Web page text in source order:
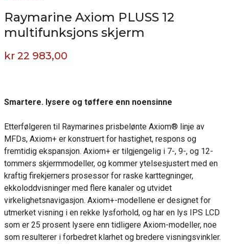
Raymarine Axiom PLUSS 12
multifunksjons skjerm
kr 22 983,00
Smartere. lysere og tøffere enn noensinne
Etterfølgeren til Raymarines prisbelønte Axiom® linje av
MFDs, Axiom+ er konstruert for hastighet, respons og
fremtidig ekspansjon. Axiom+ er tilgjengelig i 7-, 9-, og 12-
tommers skjermmodeller, og kommer ytelsesjustert med en
kraftig firekjerners prosessor for raske karttegninger,
ekkoloddvisninger med flere kanaler og utvidet
virkelighetsnavigasjon. Axiom+-modellene er designet for
utmerket visning i en rekke lysforhold, og har en lys IPS LCD
som er 25 prosent lysere enn tidligere Axiom-modeller, noe
som resulterer i forbedret klarhet og bredere visningsvinkler.